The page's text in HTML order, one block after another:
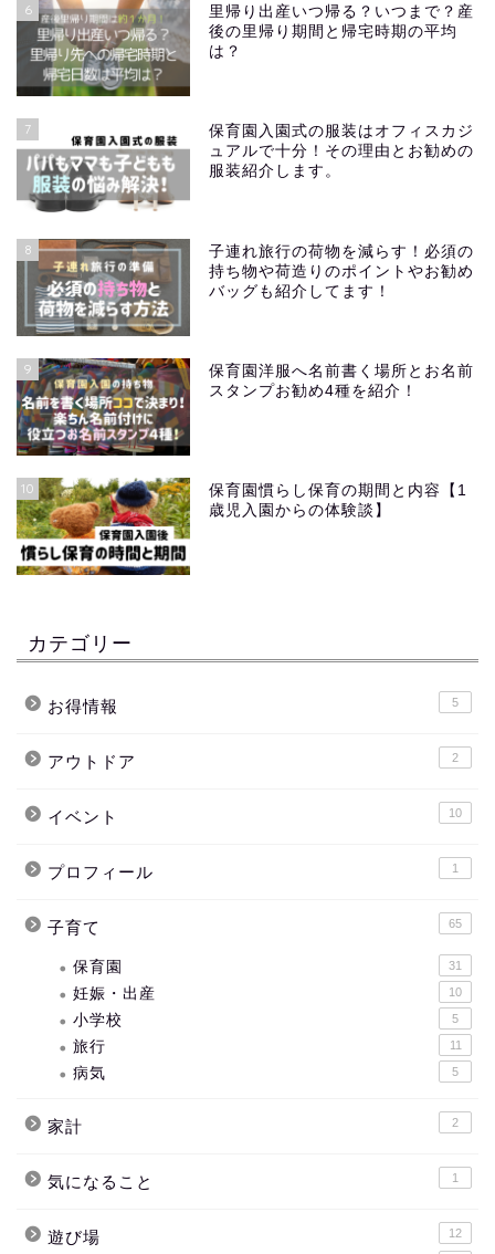
6
里帰り出産いつ帰る？いつまで？産
後の里帰り期間と帰宅時期の平均
は？
7
保育園入園式の服装はオフィスカジ
ュアルで十分！その理由とお勧めの
服装紹介します。
8
子連れ旅行の荷物を減らす！必須の
持ち物や荷造りのポイントやお勧め
バッグも紹介してます！
9
保育園洋服へ名前書く場所とお名前
スタンプお勧め4種を紹介！
10
保育園慣らし保育の期間と内容【1
歳児入園からの体験談】
カテゴリー
お得情報 5
アウトドア 2
イベント 10
プロフィール 1
子育て 65
保育園 31
妊娠・出産 10
小学校 5
旅行 11
病気 5
家計 2
気になること 1
遊び場 12